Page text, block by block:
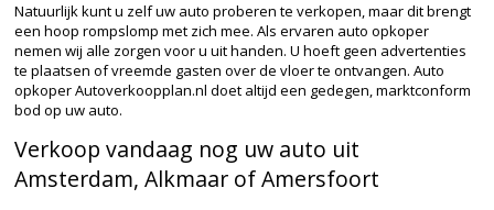
Natuurlijk kunt u zelf uw auto proberen te verkopen, maar dit brengt
een hoop rompslomp met zich mee. Als ervaren auto opkoper
nemen wij alle zorgen voor u uit handen. U hoeft geen advertenties
te plaatsen of vreemde gasten over de vloer te ontvangen. Auto
opkoper Autoverkoopplan.nl doet altijd een gedegen, marktconform
bod op uw auto.
Verkoop vandaag nog uw auto uit
Amsterdam, Alkmaar of Amersfoort